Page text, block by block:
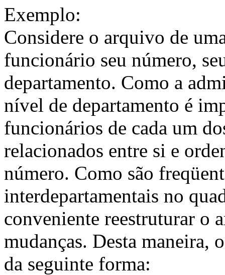
Exemplo:
Considere o arquivo de
funcionário seu número,
departamento. Como a
nível de departamento é
funcionários de cada um
relacionados entre si e
número. Como são
interdepartamentais no
conveniente reestruturar o
mudanças. Desta maneira,
da seguinte forma: